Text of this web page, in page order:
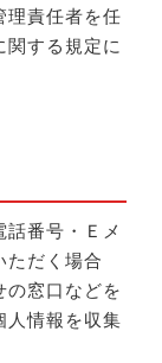
理責任者を任
する規定に
番号・Ｅメ
ただく場合
の窓口などを
人情報を収集